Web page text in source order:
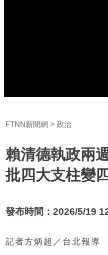
FTNN新聞網 政治
賴清德執政兩
批四大支柱變
發布時間：2026/5/19
記者方炳超／台北報導